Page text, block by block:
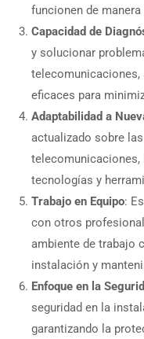
funcionen de
Capacidad de
y solucionar
eficaces para
Adaptabilidad a
actualizado sobre
telecomunicaciones,
tecnologías y
Trabajo en Equipo:
con otros
ambiente de trabajo
instalación y
Enfoque en la
seguridad en la
garantizando la